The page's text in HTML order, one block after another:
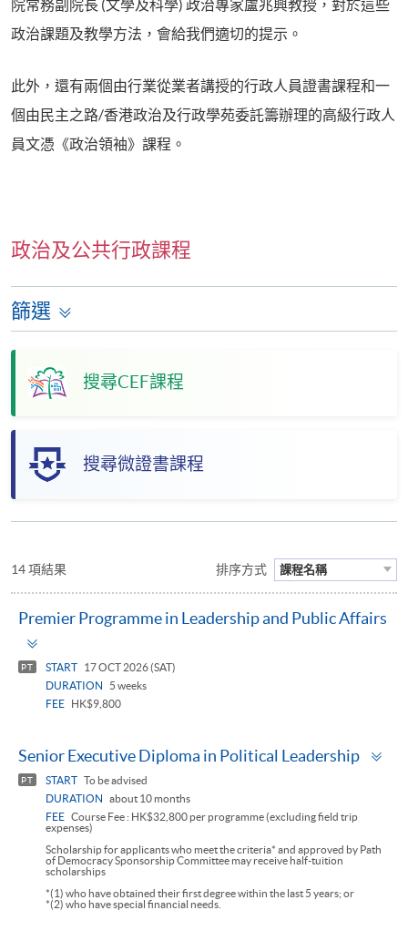
院常務副院長 (文學及科學) 政治專家盧兆興教授，對於這些
政治課題及教學方法，會給我們適切的提示。
此外，還有兩個由行業從業者講授的行政人員證書課程和一
個由民主之路/香港政治及行政學苑委託籌辦理的高級行政人
員文憑《政治領袖》課程。
政治及公共行政課程
篩選
搜尋CEF課程
搜尋微證書課程
14 項結果 排序方式 課程名稱
Premier Programme in Leadership and Public Affairs
PT START
17 OCT 2026 (SAT)
DURATION
5 weeks
FEE
HK$9,800
Senior Executive Diploma in Political Leadership
PT START To be advised
DURATION
about 10 months
FEE Course Fee : HK$32,800 per programme (excluding field trip
expenses)
Scholarship for applicants who meet the criteria* and approved by Path
of Democracy Sponsorship Committee may receive half-tuition
scholarships
*(1) who have obtained their first degree within the last 5 years; or
*(2) who have special financial needs.